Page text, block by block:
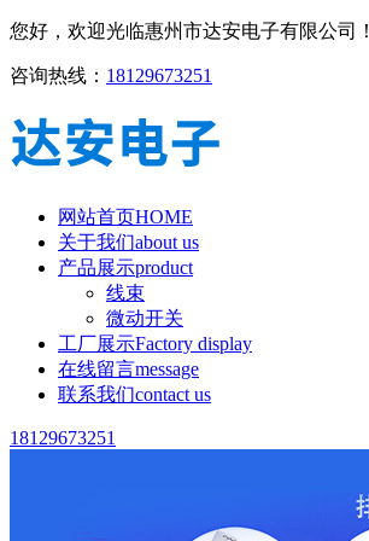
您好，欢迎光临惠州市达安电子有限公司！
咨询热线： 18129673251
网站首页HOME
关于我们about us
产品展示product
线束
微动开关
工厂展示Factory display
在线留言message
联系我们contact us
18129673251